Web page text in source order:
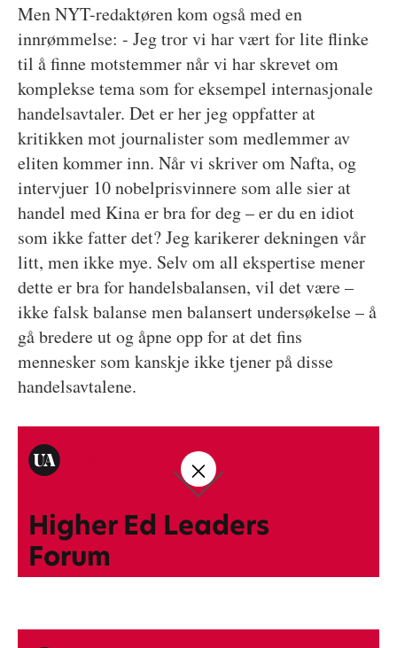
Men NYT-redaktøren kom også med en
innrømmelse: - Jeg tror vi har vært for lite flinke
til å finne motstemmer når vi har skrevet om
komplekse tema som for eksempel internasjonale
handelsavtaler. Det er her jeg oppfatter at
kritikken mot journalister som medlemmer av
eliten kommer inn. Når vi skriver om Nafta, og
intervjuer 10 nobelprisvinnere som alle sier at
handel med Kina er bra for deg – er du en idiot
som ikke fatter det? Jeg karikerer dekningen vår
litt, men ikke mye. Selv om all ekspertise mener
dette er bra for handelsbalansen, vil det være –
ikke falsk balanse men balansert undersøkelse – å
gå bredere ut og åpne opp for at det fins
mennesker som kanskje ikke tjener på disse
handelsavtalene.
Higher Ed Leaders
Forum